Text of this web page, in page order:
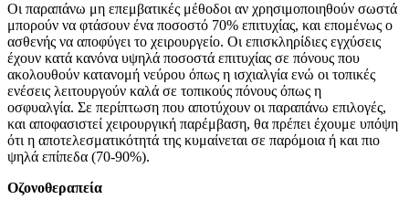
Οι παραπάνω μη επεμβατικές μέθοδοι αν χρησιμοποιηθούν σωστά
μπορούν να φτάσουν ένα ποσοστό 70% επιτυχίας, και επομένως ο
ασθενής να αποφύγει το χειρουργείο. Οι επισκληρίδιες εγχύσεις
έχουν κατά κανόνα υψηλά ποσοστά επιτυχίας σε πόνους που
ακολουθούν κατανομή νεύρου όπως η ισχιαλγία ενώ οι τοπικές
ενέσεις λειτουργούν καλά σε τοπικούς πόνους όπως η
οσφυαλγία. Σε περίπτωση που αποτύχουν οι παραπάνω επιλογές,
και αποφασιστεί χειρουργική παρέμβαση, θα πρέπει έχουμε υπόψη
ότι η αποτελεσματικότητά της κυμαίνεται σε παρόμοια ή και πιο
ψηλά επίπεδα (70-90%).
Οζονοθεραπεία